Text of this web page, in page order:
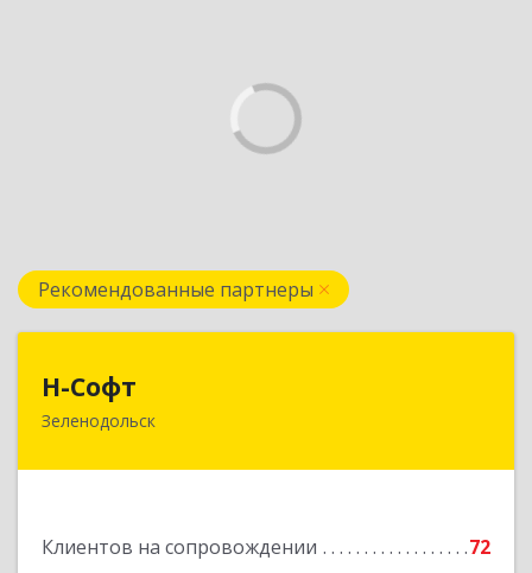
Рекомендованные партнеры
Н-Софт
Зеленодольск
Клиентов на сопровождении
72
422521, Татарстан Респ (Татарстан),
Подробнее